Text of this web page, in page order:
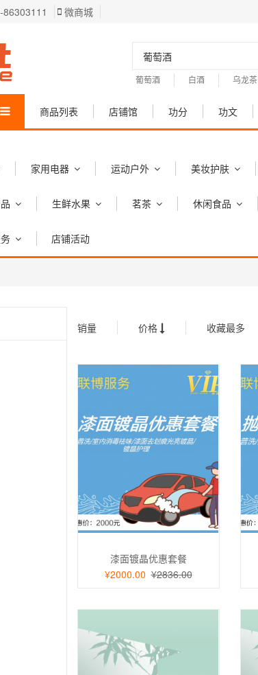
微商城
葡萄酒 白酒 乌龙茶
商品列表 店铺馆 功分 功文
家用电器 运动户外 美妆护肤
生鲜水果 茗茶 休闲食品
店铺活动
销量 价格 收藏最多
漆面镀晶优惠套餐
¥2000.00 ¥2836.00